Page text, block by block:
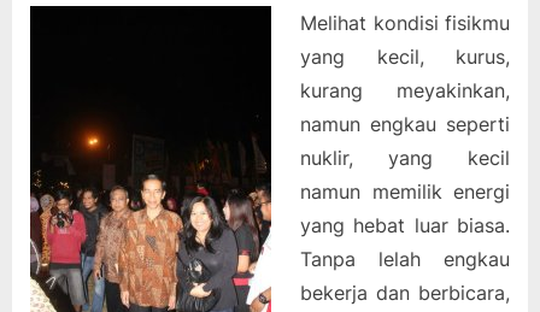
Melihat kondisi fisikmu
yang kecil, kurus,
kurang meyakinkan,
namun engkau seperti
nuklir, yang kecil
namun memilik energi
yang hebat luar biasa.
Tanpa lelah engkau
bekerja dan berbicara,